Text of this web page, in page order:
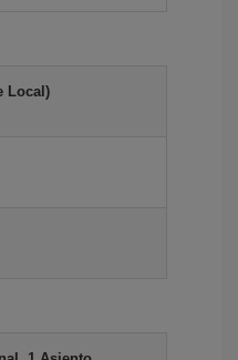
Local)